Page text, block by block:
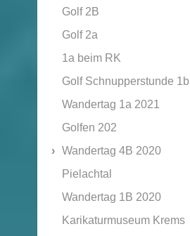
Golf 2B
Golf 2a
1a beim RK
Golf Schnupperstunde 1b
Wandertag 1a 2021
Golfen 202
Wandertag 4B 2020
Pielachtal
Wandertag 1B 2020
Karikaturmuseum Krems